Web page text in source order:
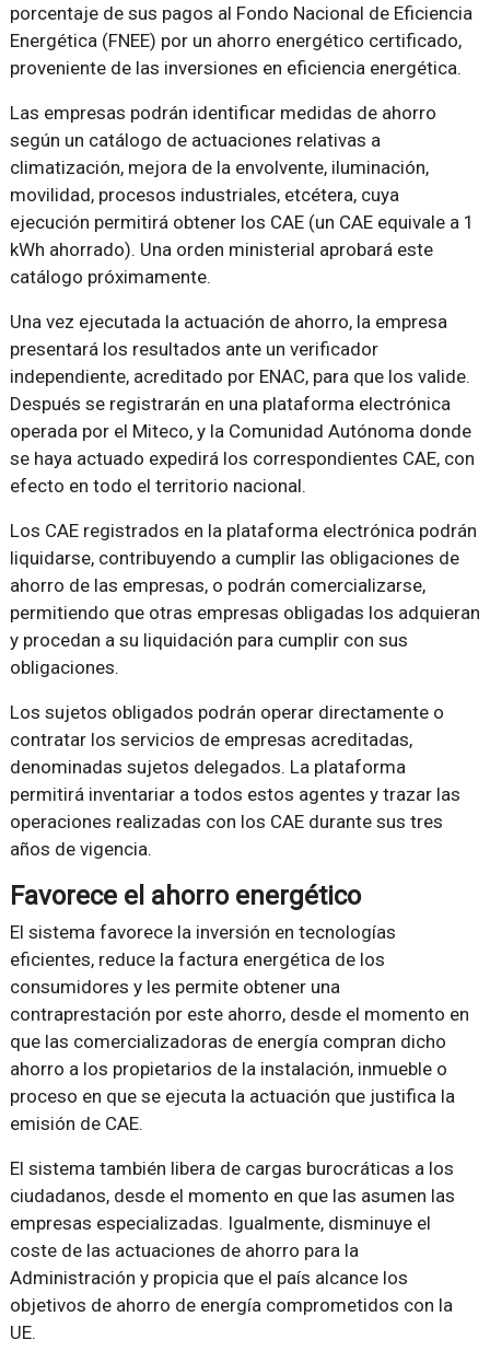
porcentaje de sus pagos al Fondo Nacional de Eficiencia
Energética (FNEE) por un ahorro energético certificado,
proveniente de las inversiones en eficiencia energética.
Las empresas podrán identificar medidas de ahorro
según un catálogo de actuaciones relativas a
climatización, mejora de la envolvente, iluminación,
movilidad, procesos industriales, etcétera, cuya
ejecución permitirá obtener los CAE (un CAE equivale a 1
kWh ahorrado). Una orden ministerial aprobará este
catálogo próximamente.
Una vez ejecutada la actuación de ahorro, la empresa
presentará los resultados ante un verificador
independiente, acreditado por ENAC, para que los valide.
Después se registrarán en una plataforma electrónica
operada por el Miteco, y la Comunidad Autónoma donde
se haya actuado expedirá los correspondientes CAE, con
efecto en todo el territorio nacional.
Los CAE registrados en la plataforma electrónica podrán
liquidarse, contribuyendo a cumplir las obligaciones de
ahorro de las empresas, o podrán comercializarse,
permitiendo que otras empresas obligadas los adquieran
y procedan a su liquidación para cumplir con sus
obligaciones.
Los sujetos obligados podrán operar directamente o
contratar los servicios de empresas acreditadas,
denominadas sujetos delegados. La plataforma
permitirá inventariar a todos estos agentes y trazar las
operaciones realizadas con los CAE durante sus tres
años de vigencia.
Favorece el ahorro energético
El sistema favorece la inversión en tecnologías
eficientes, reduce la factura energética de los
consumidores y les permite obtener una
contraprestación por este ahorro, desde el momento en
que las comercializadoras de energía compran dicho
ahorro a los propietarios de la instalación, inmueble o
proceso en que se ejecuta la actuación que justifica la
emisión de CAE.
El sistema también libera de cargas burocráticas a los
ciudadanos, desde el momento en que las asumen las
empresas especializadas. Igualmente, disminuye el
coste de las actuaciones de ahorro para la
Administración y propicia que el país alcance los
objetivos de ahorro de energía comprometidos con la
UE.